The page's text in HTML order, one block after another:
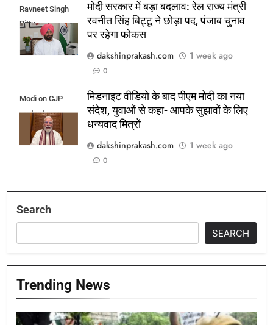
Ravneet Singh
Bittu
मोदी सरकार में बड़ा बदलाव: रेल राज्य मंत्री
रवनीत सिंह बिट्टू ने छोड़ा पद, पंजाब चुनाव
पर रहेगा फोकस
dakshinprakash.com
1 week ago
0
Modi on CJP
protest
मिडनाइट वीडियो के बाद पीएम मोदी का नया
संदेश, युवाओं से कहा- आपके सुझावों के लिए
धन्यवाद मित्रों
dakshinprakash.com
1 week ago
0
Search
SEARCH
Trending News